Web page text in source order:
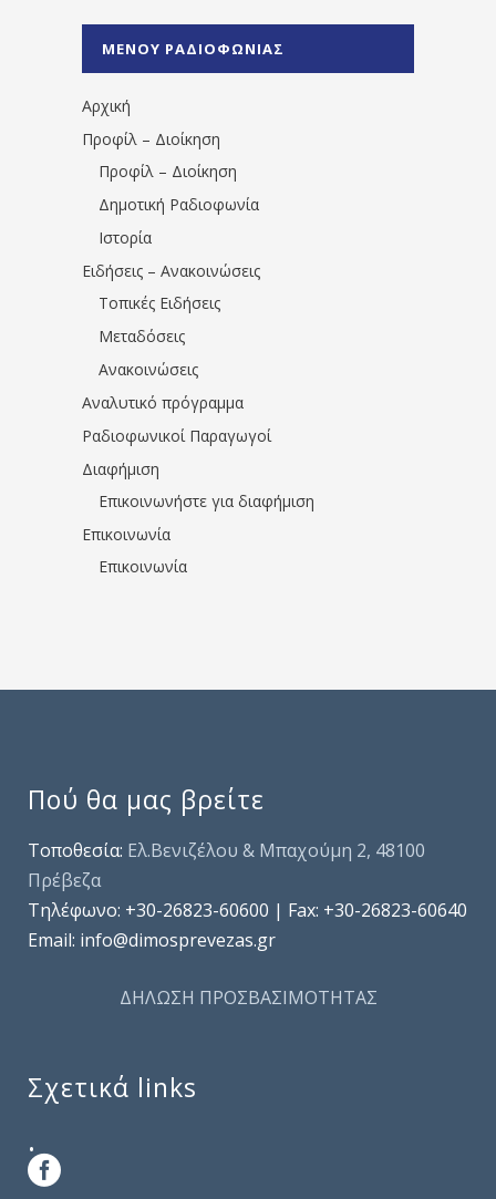
1531194763766854/" artist="" ]
ΜΕΝΟΥ ΡΑΔΙΟΦΩΝΙΑΣ
Αρχική
Προφίλ – Διοίκηση
Προφίλ – Διοίκηση
Δημοτική Ραδιοφωνία
Ιστορία
Ειδήσεις – Ανακοινώσεις
Τοπικές Ειδήσεις
Μεταδόσεις
Ανακοινώσεις
Αναλυτικό πρόγραμμα
Ραδιοφωνικοί Παραγωγοί
Διαφήμιση
Επικοινωνήστε για διαφήμιση
Επικοινωνία
Επικοινωνία
Πού θα μας βρείτε
Τοποθεσία: Ελ.Βενιζέλου & Μπαχούμη 2, 48100
Πρέβεζα
Τηλέφωνo: +30-26823-60600 | Fax: +30-26823-60640
Email: info@dimosprevezas.gr
ΔΗΛΩΣΗ ΠΡΟΣΒΑΣΙΜΟΤΗΤΑΣ
Σχετικά links
.